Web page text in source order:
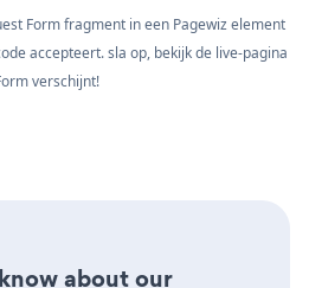
Form fragment in een Pagewiz element
accepteert. sla op, bekijk de live-pagina
verschijnt!
about our